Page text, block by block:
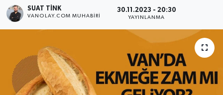
SUAT TINK
VANOLAY.COM MUHABIRI
30.11.2023 - 20:30
YAYINLANMA
Dünya
Haber Arşivi